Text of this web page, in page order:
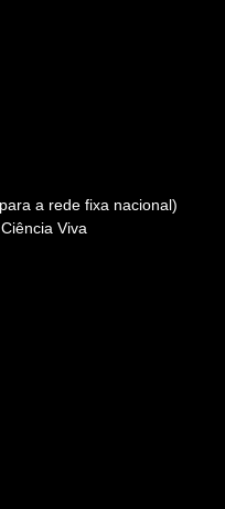
a rede fixa nacional)
Viva